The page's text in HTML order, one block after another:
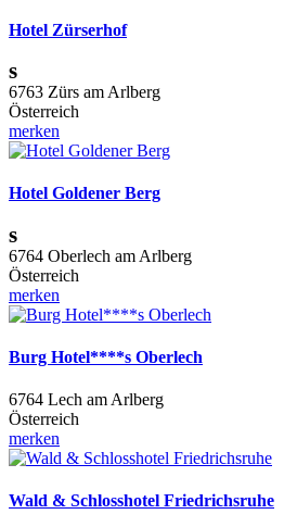
Hotel Zürserhof
s
6763 Zürs am Arlberg
Österreich
merken
Hotel Goldener Berg
s
6764 Oberlech am Arlberg
Österreich
merken
Burg Hotel****s Oberlech
6764 Lech am Arlberg
Österreich
merken
Wald & Schlosshotel Friedrichsruhe